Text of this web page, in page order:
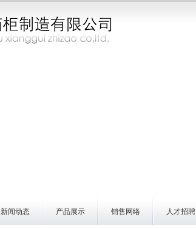
新闻动态 产品展示 销售网络 人才招聘